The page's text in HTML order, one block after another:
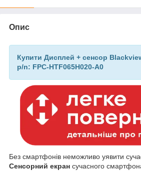
Опис
Купити Дисплей + сенсор
p/n: FPC-HTF065H020-A0
Без смартфонів неможливо уявити
Сенсорний екран сучасного